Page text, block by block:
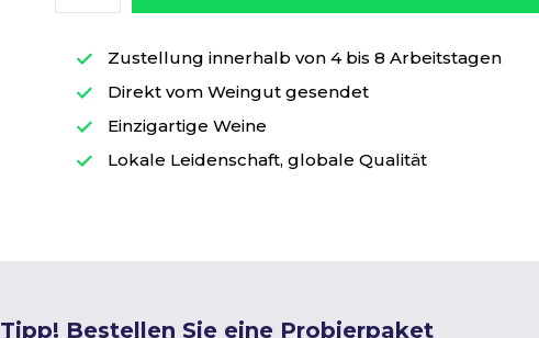
Zustellung innerhalb von 4 bis 8 Arbeitstagen
Direkt vom Weingut gesendet
Einzigartige Weine
Lokale Leidenschaft, globale Qualität
Tipp! Bestellen Sie eine Probierpaket